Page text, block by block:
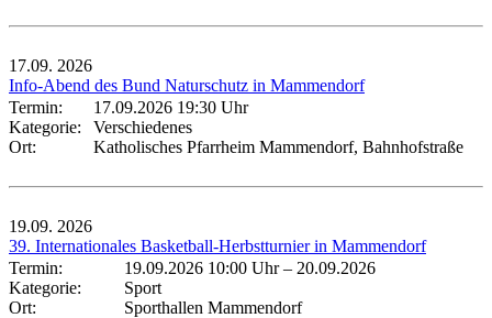
17.09. 2026
Info-Abend des Bund Naturschutz in Mammendorf
Termin:
17.09.2026 19:30 Uhr
Kategorie:
Verschiedenes
Ort:
Katholisches Pfarrheim Mammendorf, Bahnhofstraße
19.09. 2026
39. Internationales Basketball-Herbstturnier in Mammendorf
Termin:
19.09.2026 10:00 Uhr– 20.09.2026
Kategorie:
Sport
Ort:
Sporthallen Mammendorf